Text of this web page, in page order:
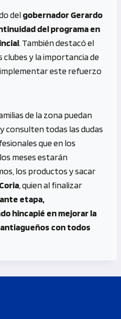
delgobernador Gerardo
del programa en
. También destacó el
y la importancia de
implementar este refuerzo
de la zona puedan
consulten todas las dudas
que en los
meses estarán
los productos y sacar
Coria , quien al finalizar
etapa,
hincapié en mejorar la
con todos